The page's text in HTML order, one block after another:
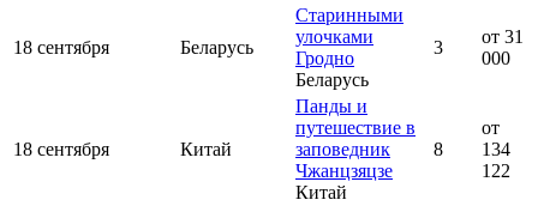
18 сентября Беларусь
Старинными
улочками
Гродно
Беларусь
3
от 31
000
18 сентября Китай
Панды и
путешествие в
заповедник
Чжанцзяцзе
Китай
8
от
134
122